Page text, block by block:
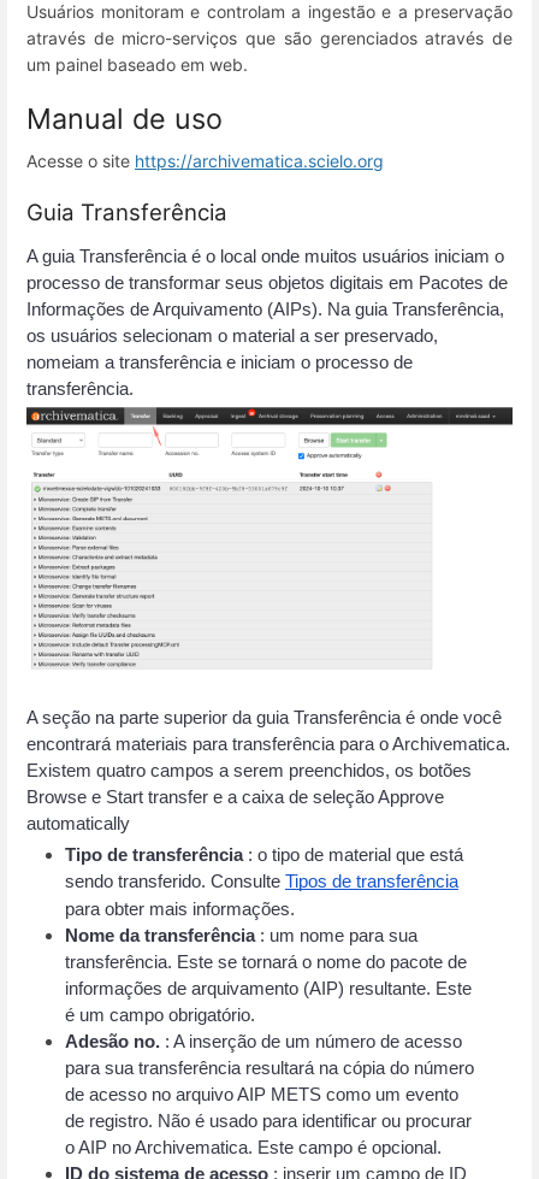
Usuários monitoram e controlam a ingestão e a preservação
através de micro-serviços que são gerenciados através de
um painel baseado em web.
Manual de uso
Acesse o site https://archivematica.scielo.org
Guia Transferência
A guia Transferência é o local onde muitos usuários iniciam o
processo de transformar seus objetos digitais em Pacotes de
Informações de Arquivamento (AIPs). Na guia Transferência,
os usuários selecionam o material a ser preservado,
nomeiam a transferência e iniciam o processo de
transferência.
A seção na parte superior da guia Transferência é onde você
encontrará materiais para transferência para o Archivematica.
Existem quatro campos a serem preenchidos, os botões
Browse e Start transfer e a caixa de seleção Approve
automatically
Tipo de transferência : o tipo de material que está
sendo transferido. Consulte Tipos de transferência
para obter mais informações.
Nome da transferência : um nome para sua
transferência. Este se tornará o nome do pacote de
informações de arquivamento (AIP) resultante. Este
é um campo obrigatório.
Adesão no. : A inserção de um número de acesso
para sua transferência resultará na cópia do número
de acesso no arquivo AIP METS como um evento
de registro. Não é usado para identificar ou procurar
o AIP no Archivematica. Este campo é opcional.
ID do sistema de acesso : inserir um campo de ID